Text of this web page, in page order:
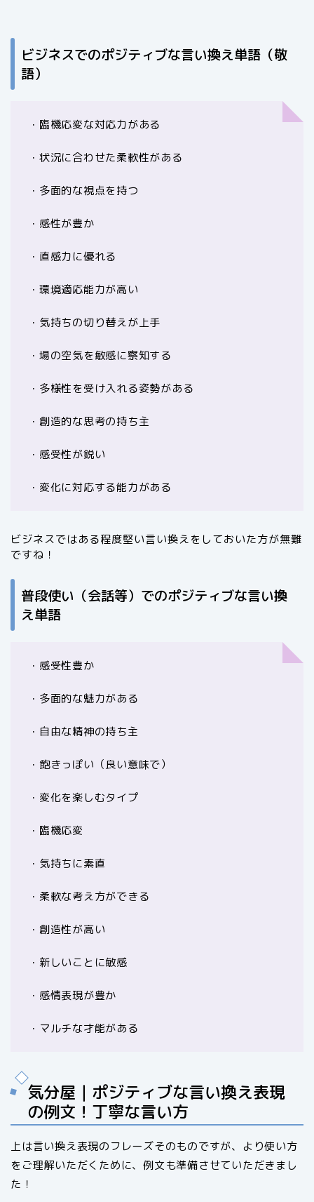
ビジネスでのポジティブな言い換え単語（敬
語）
・臨機応変な対応力がある
・状況に合わせた柔軟性がある
・多面的な視点を持つ
・感性が豊か
・直感力に優れる
・環境適応能力が高い
・気持ちの切り替えが上手
・場の空気を敏感に察知する
・多様性を受け入れる姿勢がある
・創造的な思考の持ち主
・感受性が鋭い
・変化に対応する能力がある
ビジネスではある程度堅い言い換えをしておいた方が無難
ですね！
普段使い（会話等）でのポジティブな言い換
え単語
・感受性豊か
・多面的な魅力がある
・自由な精神の持ち主
・飽きっぽい（良い意味で）
・変化を楽しむタイプ
・臨機応変
・気持ちに素直
・柔軟な考え方ができる
・創造性が高い
・新しいことに敏感
・感情表現が豊か
・マルチな才能がある
気分屋｜ポジティブな言い換え表現
の例文！丁寧な言い方
上は言い換え表現のフレーズそのものですが、より使い方
をご理解いただくために、例文も準備させていただきまし
た！